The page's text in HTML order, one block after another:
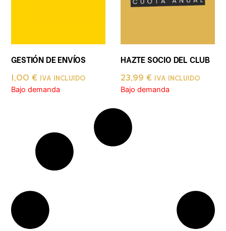
GESTIÓN DE ENVÍOS
1,00€ IVA INCLUIDO
Bajo demanda
HAZTE SOCIO DEL CLUB
23,99 € IVA INCLUIDO
Bajo demanda